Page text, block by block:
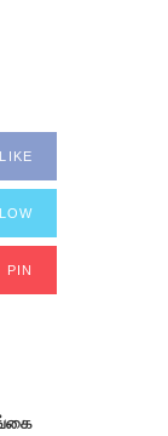
LIKE
PIN